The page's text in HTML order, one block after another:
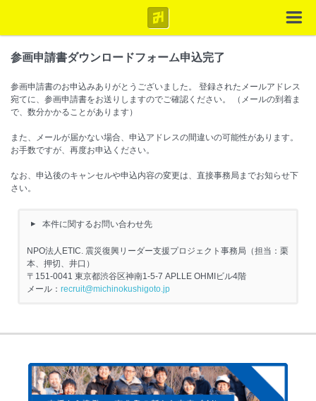
参画申請書ダウンロードフォーム申込完了
参画申請書のお申込みありがとうございました。 登録されたメールアドレス
宛てに、参画申請書をお送りしますのでご確認ください。
（メールの到着ま
で、数分かかることがあります）
また、メールが届かない場合、申込アドレスの間違いの可能性があります。
お手数ですが、再度お申込ください。
なお、申込後のキャンセルや申込内容の変更は、直接事務局までお知らせ下
さい。
本件に関するお問い合わせ先
NPO法人ETIC. 震災復興リーダー支援プロジェクト事務局（担当：栗
本、押切、井口）
〒151-0041 東京都渋谷区神南1-5-7 APLLE OHMIビル4階
メール：recruit@michinokushigoto.jp